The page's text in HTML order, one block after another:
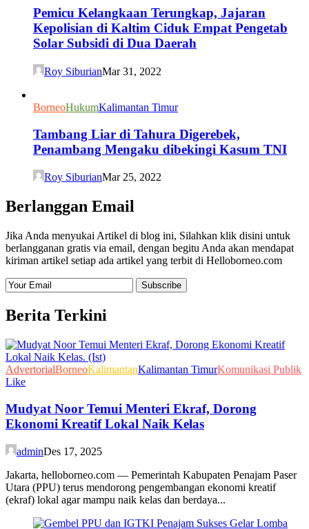
Pemicu Kelangkaan Terungkap, Jajaran
Kepolisian di Kaltim Ciduk Empat Pengetab
Solar Subsidi di Dua Daerah
Roy SiburianMar 31, 2022
BorneoHukumKalimantan Timur
Tambang Liar di Tahura Digerebek,
Penambang Mengaku dibekingi Kasum TNI
Roy SiburianMar 25, 2022
Berlanggan Email
Jika Anda menyukai Artikel di blog ini, Silahkan klik disini untuk
berlangganan gratis via email, dengan begitu Anda akan mendapat
kiriman artikel setiap ada artikel yang terbit di Helloborneo.com
Berita Terkini
AdvertorialBorneoKalimantanKalimantan TimurKomunikasi Publik
Like
Mudyat Noor Temui Menteri Ekraf, Dorong
Ekonomi Kreatif Lokal Naik Kelas
adminDes 17, 2025
Jakarta, helloborneo.com — Pemerintah Kabupaten Penajam Paser
Utara (PPU) terus mendorong pengembangan ekonomi kreatif
(ekraf) lokal agar mampu naik kelas dan berdaya...